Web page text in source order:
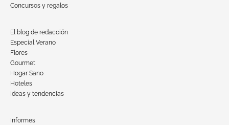
Concursos y regalos
El blog de redacción
Especial Verano
Flores
Gourmet
Hogar Sano
Hoteles
Ideas y tendencias
Informes